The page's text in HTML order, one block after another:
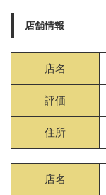
店舗情報
店名
評価
住所
店名